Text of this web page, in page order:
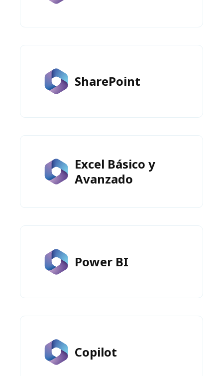
SharePoint
Excel Básico y
Avanzado
Power BI
Copilot